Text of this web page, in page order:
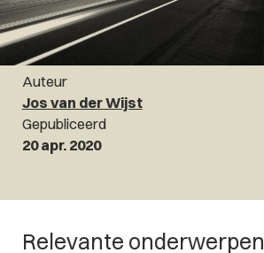
Auteur
Jos van der Wijst
Gepubliceerd
20 apr. 2020
Relevante onderwerpen